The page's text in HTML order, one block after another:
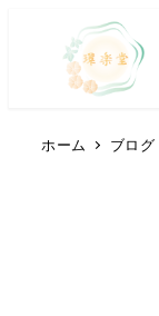
ホーム ブログ